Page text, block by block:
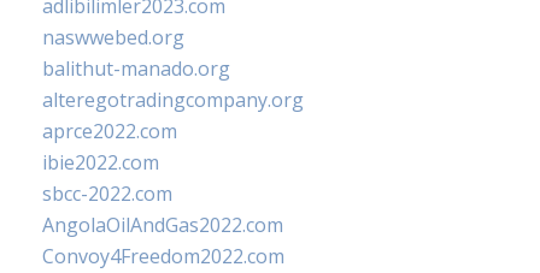
adlibilimler2023.com
naswwebed.org
balithut-manado.org
alteregotradingcompany.org
aprce2022.com
ibie2022.com
sbcc-2022.com
AngolaOilAndGas2022.com
Convoy4Freedom2022.com